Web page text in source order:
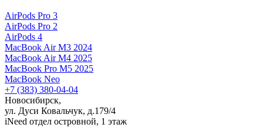
AirPods Pro 3
AirPods Pro 2
AirPods 4
MacBook Air M3 2024
MacBook Air M4 2025
MacBook Pro M5 2025
MacBook Neo
+7 (383) 380-04-04
Новосибирск,
ул. Дуси Ковальчук, д.179/4
iNeed отдел островной, 1 этаж